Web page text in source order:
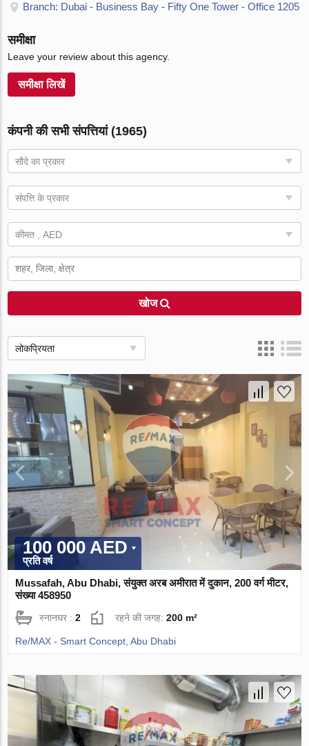
Branch: Dubai - Business Bay - Fifty One Tower - Office 1205
समीक्षा
Leave your review about this agency.
समीक्षा लिखें
कंपनी की सभी संपत्तियां (1965)
सौदे का प्रकार
संपत्ति के प्रकार
कीमत , AED
खोज
लोकप्रियता
100 000 AED
प्रति वर्ष
Mussafah, Abu Dhabi, संयुक्त अरब अमीरात में दुकान, 200 वर्ग मीटर,
संख्या 458950
स्नानघर :2 रहने की जगह:200 m²
Re/MAX - Smart Concept, Abu Dhabi